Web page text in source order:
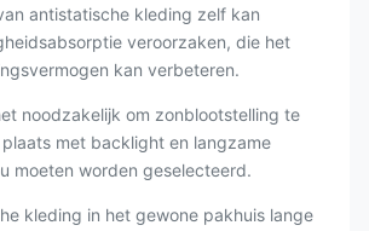
antistatische kleding zelf kan
veroorzaken, die het
kan verbeteren.
noodzakelijk om zonblootstelling te
met backlight en langzame
moeten worden geselecteerd.
kleding in het gewone pakhuis lange